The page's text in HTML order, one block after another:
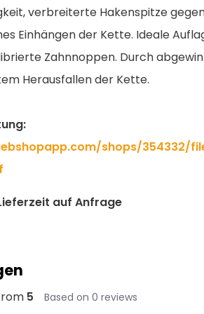
verbreiterte Hakenspitze
Einhängen der Kette. Ideale
Zahnnoppen. Durch
Herausfallen der Kette.
shops/354332/
auf Anfrage
5 Based on 0 reviews